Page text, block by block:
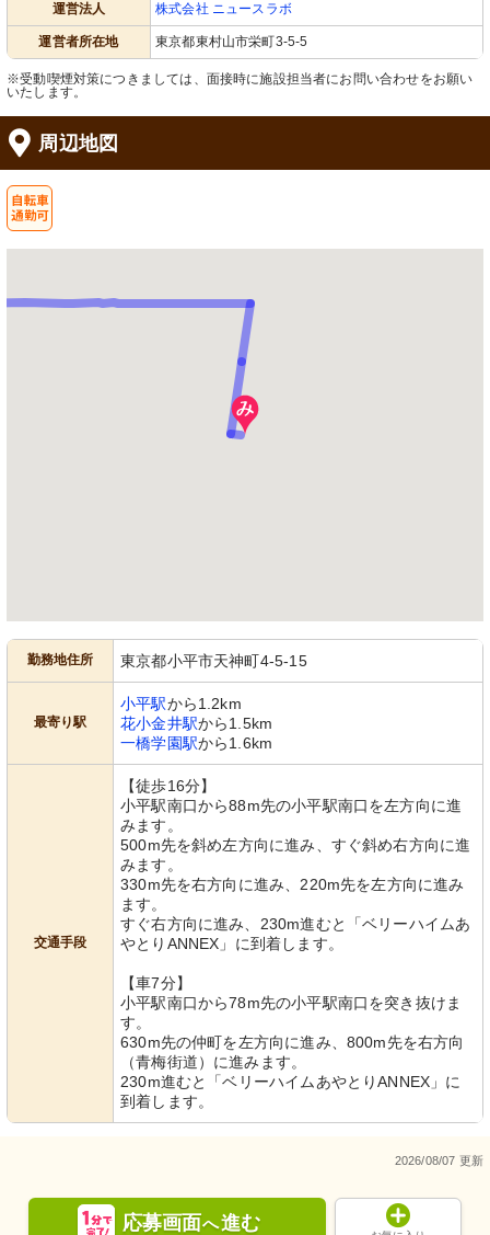
食堂
広々としたダイニングで、明るい食事
の時間を提供しています。
運営法人 株式会社 ニュースラボ
運営者所在地 東京都東村山市栄町3-5-5
※受動喫煙対策につきましては、面接時に施設担当者にお問い合わせをお願い
いたします。
周辺地図
勤務地住所 東京都小平市天神町4-5-15
最寄り駅
小平駅から1.2km
花小金井駅から1.5km
一橋学園駅から1.6km
交通手段
【徒歩16分】
小平駅南口から88m先の小平駅南口を左方向に進
みます。
500m先を斜め左方向に進み、すぐ斜め右方向に進
みます。
330m先を右方向に進み、220m先を左方向に進み
ます。
すぐ右方向に進み、230m進むと「ベリーハイムあ
やとりANNEX」に到着します。
【車7分】
小平駅南口から78m先の小平駅南口を突き抜けま
す。
630m先の仲町を左方向に進み、800m先を右方向
（青梅街道）に進みます。
230m進むと「ベリーハイムあやとりANNEX」に
到着します。
2026/08/07 更新
応募画面へ進む